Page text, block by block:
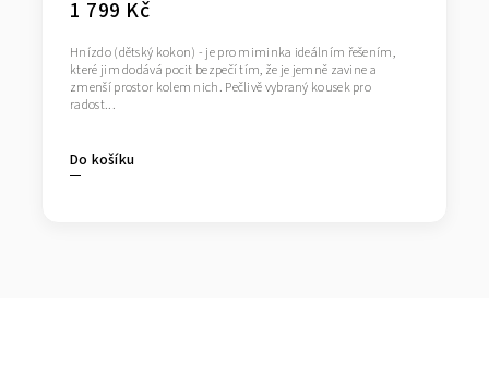
1 799 Kč
Do košíku
Hnízdo (dětský kokon) - je pro miminka ideálním řešením,
které jim dodává pocit bezpečí tím, že je jemně zavine a
zmenší prostor kolem nich. Pečlivě vybraný kousek pro
radost...